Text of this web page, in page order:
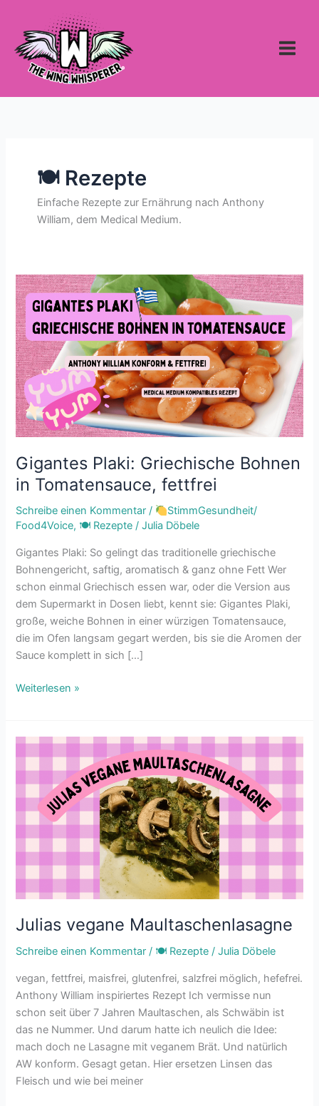
springen
🍽 Rezepte
Einfache Rezepte zur Ernährung nach Anthony
William, dem Medical Medium.
Gigantes Plaki: Griechische Bohnen
in Tomatensauce, fettfrei
Schreibe einen Kommentar /
StimmGesundheit/
Food4Voice, 🍽 Rezepte /Julia Döbele
Gigantes Plaki: So gelingt das traditionelle griechische
Bohnengericht, saftig, aromatisch & ganz ohne Fett Wer
schon einmal Griechisch essen war, oder die Version aus
dem Supermarkt in Dosen liebt, kennt sie: Gigantes Plaki,
große, weiche Bohnen in einer würzigen Tomatensauce,
die im Ofen langsam gegart werden, bis sie die Aromen der
Sauce komplett in sich […]
Gigantes
Plaki:
Griechische
Bohnen
in
Tomatensauce,
fettfrei
Weiterlesen »
Julias vegane Maultaschenlasagne
Schreibe einen Kommentar / 🍽 Rezepte /Julia Döbele
vegan, fettfrei, maisfrei, glutenfrei, salzfrei möglich, hefefrei.
Anthony William inspiriertes Rezept Ich vermisse nun
schon seit über 7 Jahren Maultaschen, als Schwäbin ist
das ne Nummer. Und darum hatte ich neulich die Idee:
mach doch ne Lasagne mit veganem Brät. Und natürlich
AW konform. Gesagt getan. Hier ersetzen Linsen das
Fleisch und wie bei meiner
Julias
vegane
Maultaschenlasagne